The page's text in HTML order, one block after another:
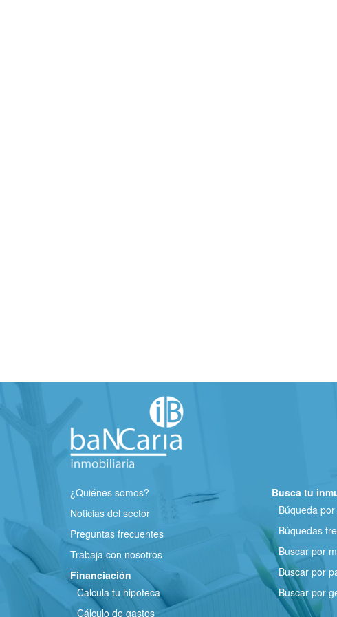
¿Quiénes somos?
Noticias del sector
Preguntas frecuentes
Trabaja con nosotros
Financiación
Calcula tu hipoteca
Cálculo de gastos
Busca tu
Búqueda
Búquedas
Buscar por
Buscar por
Buscar por